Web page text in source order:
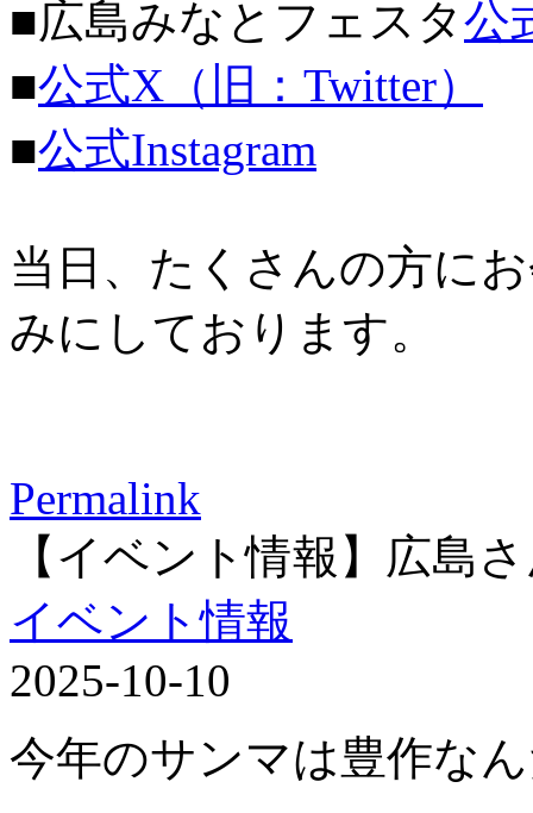
■広島みなとフェスタ公
■公式X（旧：Twitter）
■公式Instagram
当日、たくさんの方に
みにしております。
Permalink
【イベント情報】広島
イベント情報
2025-10-10
今年のサンマは豊作な